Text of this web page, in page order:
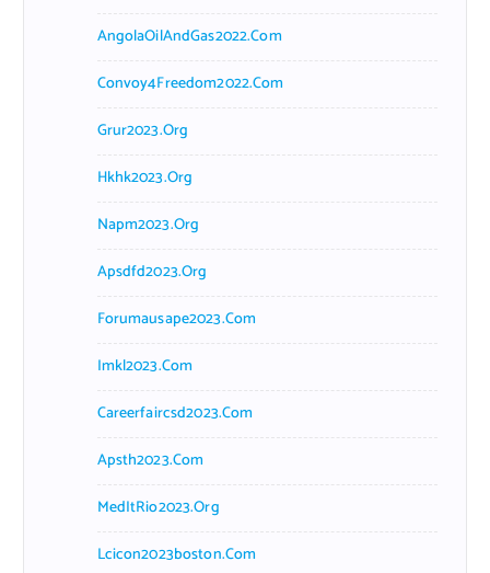
AngolaOilAndGas2022.com
Convoy4Freedom2022.com
Grur2023.org
Hkhk2023.org
Napm2023.org
Apsdfd2023.org
Forumausape2023.com
Imkl2023.com
Careerfaircsd2023.com
Apsth2023.com
MedItRio2023.org
Lcicon2023boston.com